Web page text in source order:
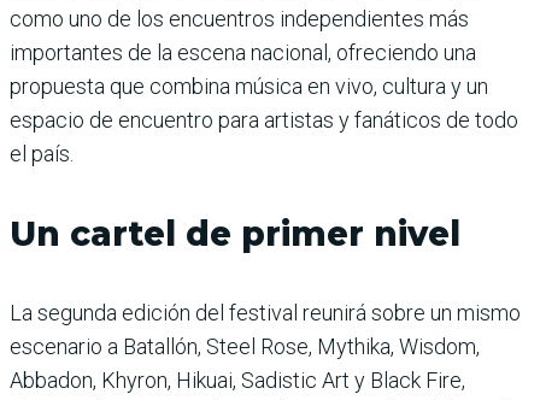
como uno de los encuentros independientes más
importantes de la escena nacional, ofreciendo una
propuesta que combina música en vivo, cultura y un
espacio de encuentro para artistas y fanáticos de todo
el país.
Un cartel de primer nivel
La segunda edición del festival reunirá sobre un mismo
escenario a Batallón, Steel Rose, Mythika, Wisdom,
Abbadon, Khyron, Hikuai, Sadistic Art y Black Fire,